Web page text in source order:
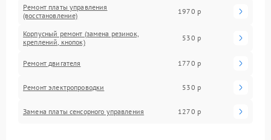
Ремонт платы управления
(восстановление)
1970 р
Корпусный ремонт (замена резинок,
креплений, кнопок)
530 р
Ремонт двигателя 1770 р
Ремонт электропроводки 530 р
Замена платы сенсорного управления 1270 р